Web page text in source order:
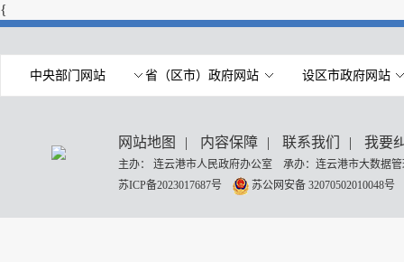
{
中央部门网站 省（区市）政府网站 设区市政府网站
网站地图 | 内容保障 | 联系我们 | 我要
主办： 连云港市人民政府办公室 承办：连云港市大数据
苏ICP备2023017687号
苏公网安备 32070502010048号